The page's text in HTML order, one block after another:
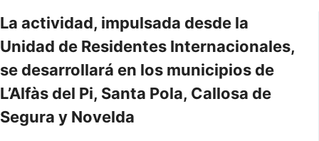
La actividad, impulsada desde la
Unidad de Residentes Internacionales,
se desarrollará en los municipios de
L’Alfàs del Pi, Santa Pola, Callosa de
Segura y Novelda